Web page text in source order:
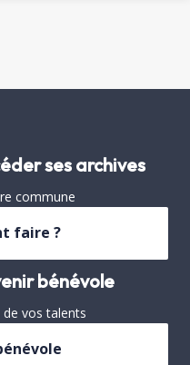
ses archives
commune
faire ?
bénévole
vos talents